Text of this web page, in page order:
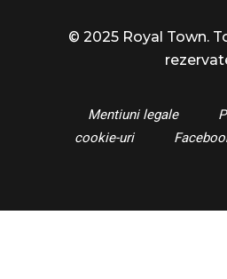
© 2025 Royal Town.
Mentiuni legale
cookie-uri